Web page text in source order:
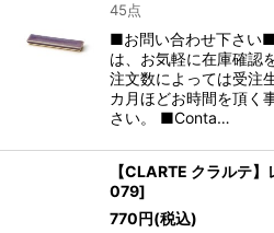
45点
■お問い合わせ下さい
は、お気軽に在庫確認
注文数によっては受注
カ月ほどお時間を頂く
さい。 ■Conta…
【CLARTE クラルテ
079]
770円(税込)